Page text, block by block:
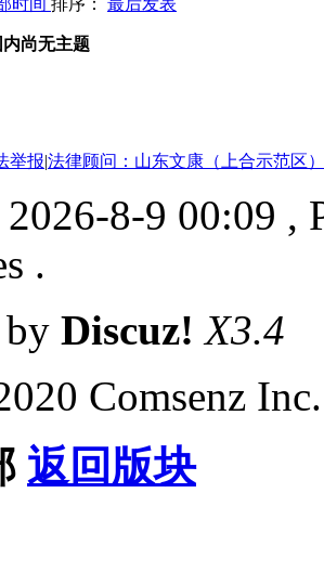
尚无主题
举报|法律顾问：山东文康（上合示范区
8-9 00:09 ,
.
by Discuz! X3.4
Comsenz Inc.
返回版块